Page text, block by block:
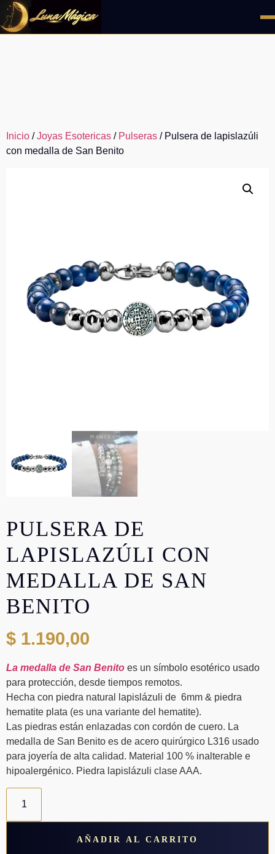
Inicio /Joyas Esotericas / Pulseras / Pulsera de lapislazúli
con medalla de San Benito
PULSERA DE
LAPISLAZÚLI CON
MEDALLA DE SAN
BENITO
$ 1.190,00
La medalla de San Benito es un símbolo esotérico usado
para protección, desde tiempos remotos.
Hecha con piedra natural lapislázuli de 6mm & piedra
hematite plata (es una variante del hematite).
Las piedras están enlazadas con cordón de cuero. La
medalla de San Benito es de acero quirúrgico L316 usado
para joyería de alta calidad. Material 100 % inalterable e
hipoalergénico. Piedra lapislázuli clase AAA.
Pulsera
con
AÑADIR AL CARRITO